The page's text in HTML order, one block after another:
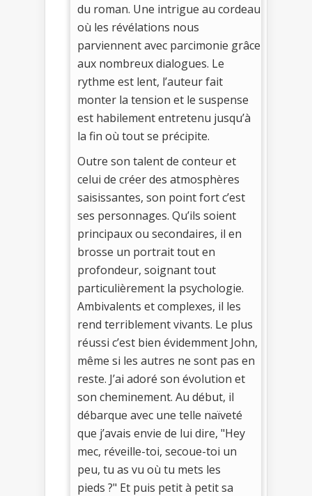
du roman. Une intrigue au cordeau
où les révélations nous
parviennent avec parcimonie grâce
aux nombreux dialogues. Le
rythme est lent, l’auteur fait
monter la tension et le suspense
est habilement entretenu jusqu’à
la fin où tout se précipite.
Outre son talent de conteur et
celui de créer des atmosphères
saisissantes, son point fort c’est
ses personnages. Qu’ils soient
principaux ou secondaires, il en
brosse un portrait tout en
profondeur, soignant tout
particulièrement la psychologie.
Ambivalents et complexes, il les
rend terriblement vivants. Le plus
réussi c’est bien évidemment John,
même si les autres ne sont pas en
reste. J’ai adoré son évolution et
son cheminement. Au début, il
débarque avec une telle naïveté
que j’avais envie de lui dire, "Hey
mec, réveille-toi, secoue-toi un
peu, tu as vu où tu mets les
pieds ?" Et puis petit à petit sa